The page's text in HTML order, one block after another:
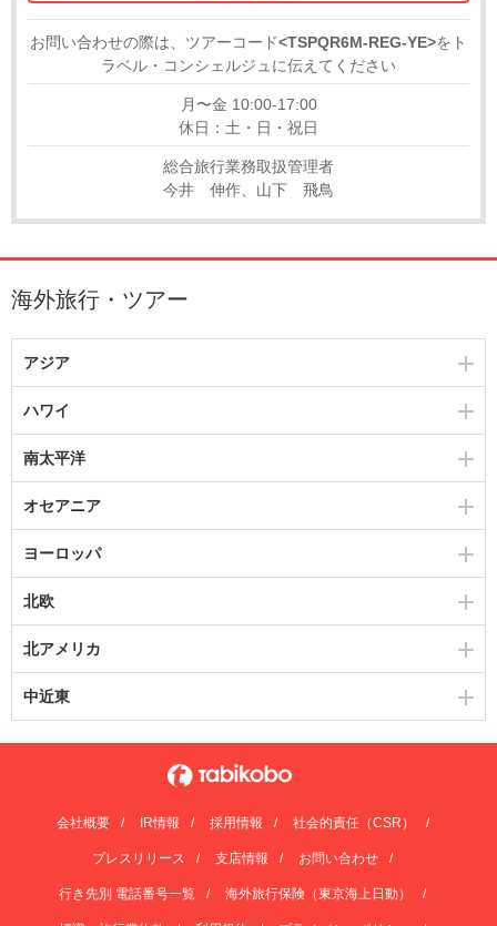
お問い合わせの際は、ツアーコード<TSPQR6M-REG-YE>をト
ラベル・コンシェルジュに伝えてください
月〜金 10:00-17:00
休日：土・日・祝日
総合旅行業務取扱管理者
今井 伸作、山下 飛鳥
海外旅行・ツアー
アジア
ハワイ
南太平洋
オセアニア
ヨーロッパ
北欧
北アメリカ
中近東
会社概要 IR情報 採用情報 社会的責任（CSR）
プレスリリース 支店情報 お問い合わせ
行き先別 電話番号一覧 海外旅行保険（東京海上日動）